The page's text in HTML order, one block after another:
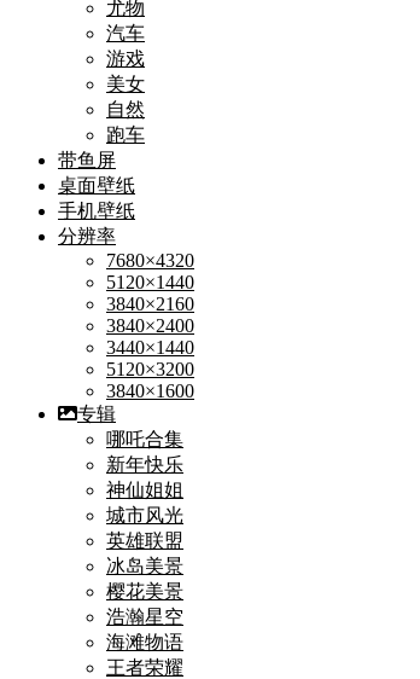
尤物
汽车
游戏
美女
自然
跑车
带鱼屏
桌面壁纸
手机壁纸
分辨率
7680×4320
5120×1440
3840×2160
3840×2400
3440×1440
5120×3200
3840×1600
专辑
哪吒合集
新年快乐
神仙姐姐
城市风光
英雄联盟
冰岛美景
樱花美景
浩瀚星空
海滩物语
王者荣耀